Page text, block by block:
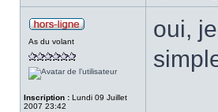
As du volant
Inscription : Lundi 09 Juillet
2007 23:42
oui,